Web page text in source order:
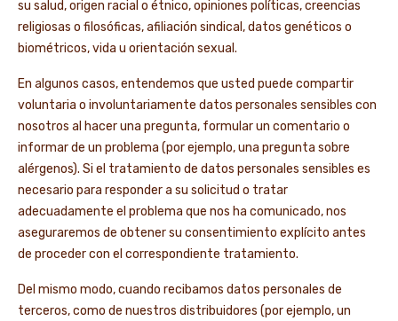
su salud, origen racial o étnico, opiniones políticas, creencias
religiosas o filosóficas, afiliación sindical, datos genéticos o
biométricos, vida u orientación sexual.
En algunos casos, entendemos que usted puede compartir
voluntaria o involuntariamente datos personales sensibles con
nosotros al hacer una pregunta, formular un comentario o
informar de un problema (por ejemplo, una pregunta sobre
alérgenos). Si el tratamiento de datos personales sensibles es
necesario para responder a su solicitud o tratar
adecuadamente el problema que nos ha comunicado, nos
aseguraremos de obtener su consentimiento explícito antes
de proceder con el correspondiente tratamiento.
Del mismo modo, cuando recibamos datos personales de
terceros, como de nuestros distribuidores (por ejemplo, un